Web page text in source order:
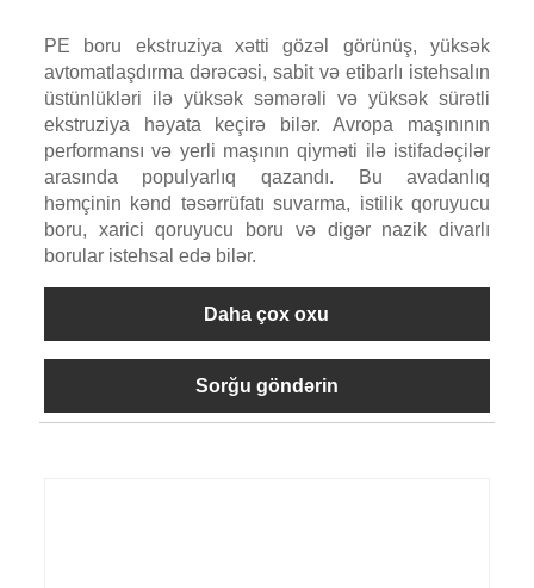
PE boru ekstruziya xətti gözəl görünüş, yüksək
avtomatlaşdırma dərəcəsi, sabit və etibarlı istehsalın
üstünlükləri ilə yüksək səmərəli və yüksək sürətli
ekstruziya həyata keçirə bilər. Avropa maşınının
performansı və yerli maşının qiyməti ilə istifadəçilər
arasında populyarlıq qazandı. Bu avadanlıq
həmçinin kənd təsərrüfatı suvarma, istilik qoruyucu
boru, xarici qoruyucu boru və digər nazik divarlı
borular istehsal edə bilər.
Daha çox oxu
Sorğu göndərin